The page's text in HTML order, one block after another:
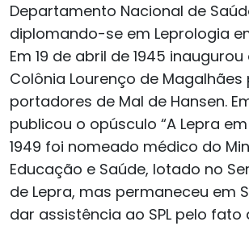
Departamento Nacional de
diplomando-se em Leprologia
Em 19 de abril de 1945
Colônia Lourenço de Magalhães
portadores de Mal de Hansen.
publicou o opúsculo “A Lepra em
1949 foi nomeado médico do
Educação e Saúde, lotado no
de Lepra, mas permaneceu em
dar assistência ao SPL pelo fato